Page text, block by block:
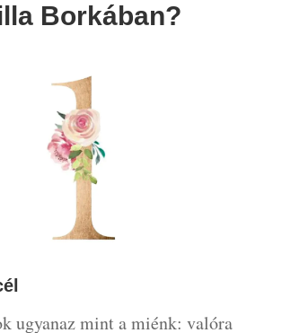
Borkában?
ugyanaz mint a miénk: valóra